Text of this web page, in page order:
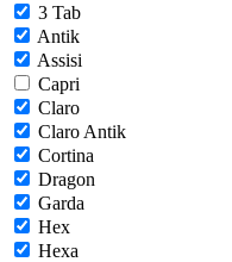
3 Tab
Antik
Assisi
Capri
Claro
Claro Antik
Cortina
Dragon
Garda
Hex
Hexa